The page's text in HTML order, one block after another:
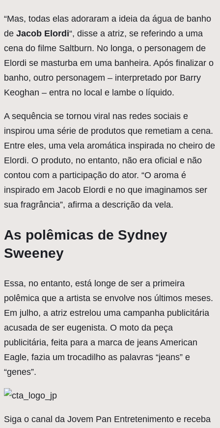
“Mas, todas elas adoraram a ideia da água de banho
de Jacob Elordi“, disse a atriz, se referindo a uma
cena do filme Saltburn. No longa, o personagem de
Elordi se masturba em uma banheira. Após finalizar o
banho, outro personagem – interpretado por Barry
Keoghan – entra no local e lambe o líquido.
A sequência se tornou viral nas redes sociais e
inspirou uma série de produtos que remetiam a cena.
Entre eles, uma vela aromática inspirada no cheiro de
Elordi. O produto, no entanto, não era oficial e não
contou com a participação do ator. “O aroma é
inspirado em Jacob Elordi e no que imaginamos ser
sua fragrância”, afirma a descrição da vela.
As polêmicas de Sydney
Sweeney
Essa, no entanto, está longe de ser a primeira
polêmica que a artista se envolve nos últimos meses.
Em julho, a atriz estrelou uma campanha publicitária
acusada de ser eugenista. O moto da peça
publicitária, feita para a marca de jeans American
Eagle, fazia um trocadilho as palavras “jeans” e
“genes”.
Siga o canal da Jovem Pan Entretenimento e receba